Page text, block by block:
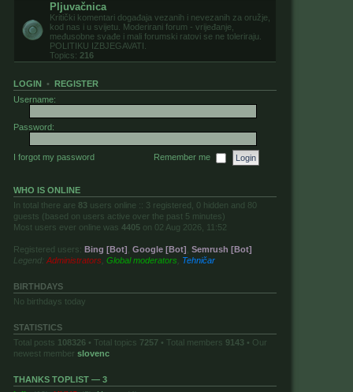
Pljuvačnica
Kritički komentari događaja vezanih i nevezanih za oružje,
kod nas i u svijetu. Moderirani forum - vrijeđanje,
međusobne svađe i mali forumski ratovi se ne toleriraju.
POLITIKU IZBJEGAVATI.
Topics: 216
LOGIN • REGISTER
Username:
Password:
I forgot my password Remember me
WHO IS ONLINE
In total there are 83 users online :: 3 registered, 0 hidden and 80
guests (based on users active over the past 5 minutes)
Most users ever online was 4405 on 02 Aug 2026, 11:52
Registered users: Bing [Bot] Google [Bot] Semrush [Bot]
Legend: Administrators Global moderators Tehničar
BIRTHDAYS
No birthdays today
STATISTICS
Total posts 108326 • Total topics 7257 • Total members 9143 • Our
newest member slovenc
THANKS TOPLIST — 3